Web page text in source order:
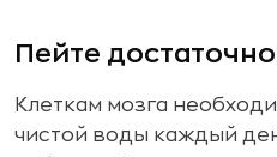
Пейте
Клеткам мозга
чистой воды каждый